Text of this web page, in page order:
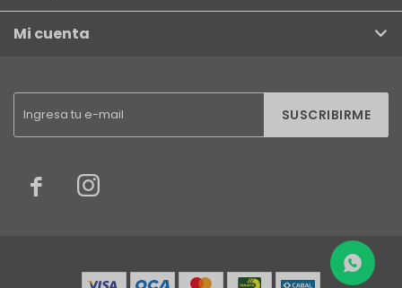
SUSCRIBIRME
 
Mi cuenta